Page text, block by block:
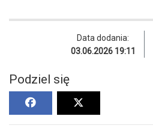
Data dodania:
03.06.2026 19:11
Podziel się